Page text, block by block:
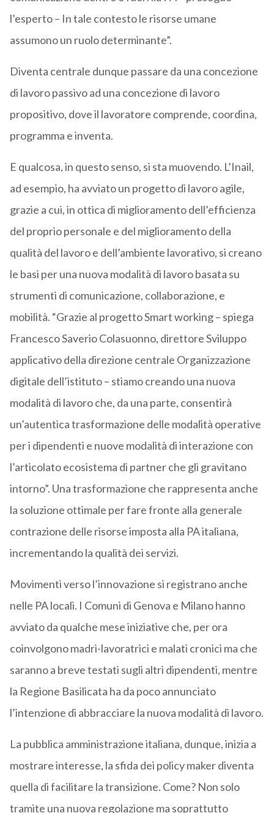
l’esperto – In tale contesto le risorse umane
assumono un ruolo determinante”.
Diventa centrale dunque passare da una concezione
di lavoro passivo ad una concezione di lavoro
propositivo, dove il lavoratore comprende, coordina,
programma e inventa.
E qualcosa, in questo senso, si sta muovendo. L’Inail,
ad esempio, ha avviato un progetto di lavoro agile,
grazie a cui, in ottica di miglioramento dell’efficienza
del proprio personale e del miglioramento della
qualità del lavoro e dell’ambiente lavorativo, si creano
le basi per una nuova modalità di lavoro basata su
strumenti di comunicazione, collaborazione, e
mobilità. “Grazie al progetto Smart working – spiega
Francesco Saverio Colasuonno, direttore Sviluppo
applicativo della direzione centrale Organizzazione
digitale dell’istituto – stiamo creando una nuova
modalità di lavoro che, da una parte, consentirà
un’autentica trasformazione delle modalità operative
per i dipendenti e nuove modalità di interazione con
l’articolato ecosistema di partner che gli gravitano
intorno”. Una trasformazione che rappresenta anche
la soluzione ottimale per fare fronte alla generale
contrazione delle risorse imposta alla PA italiana,
incrementando la qualità dei servizi.
Movimenti verso l’innovazione si registrano anche
nelle PA locali. I Comuni di Genova e Milano hanno
avviato da qualche mese iniziative che, per ora
coinvolgono madri-lavoratrici e malati cronici ma che
saranno a breve testati sugli altri dipendenti, mentre
la Regione Basilicata ha da poco annunciato
l’intenzione di abbracciare la nuova modalità di lavoro.
La pubblica amministrazione italiana, dunque, inizia a
mostrare interesse, la sfida dei policy maker diventa
quella di facilitare la transizione. Come? Non solo
tramite una nuova regolazione ma soprattutto